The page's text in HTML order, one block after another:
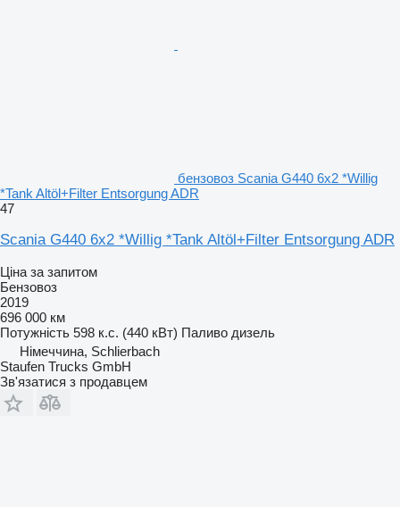
бензовоз Scania G440 6x2 *Willig
*Tank Altöl+Filter Entsorgung ADR
47
Scania G440 6x2 *Willig *Tank Altöl+Filter Entsorgung ADR
Ціна за запитом
Бензовоз
2019
696 000 км
Потужність 598 к.с. (440 кВт) Паливо дизель
Німеччина, Schlierbach
Staufen Trucks GmbH
Зв'язатися з продавцем